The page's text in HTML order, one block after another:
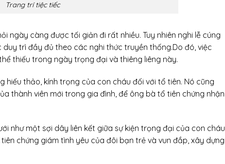
Trang trí tiệc tiếc
ngày càng được tối giản đi rất nhiều. Tuy nhiên nghi lễ cúng
trì đầy đủ theo các nghi thức truyền thống.Do đó, việc
thiếu trong ngày trọng đại và thiêng liêng này.
hiếu thảo, kính trọng của con cháu đối với tổ tiên. Nó cũng
thành viên mới trong gia đình, để ông bà tổ tiên chứng nhận
như một sợi dây liên kết giữa sự kiện trọng đại của con cháu
chứng giám tình yêu của đôi bạn trẻ và vun đắp, xây dựng